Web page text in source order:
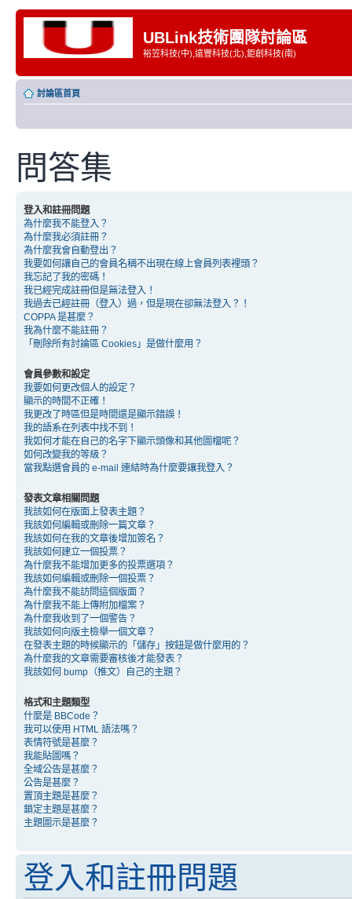
UBLink技術團隊討論區
裕笠科技(中),遠豐科技(北),鉅創科技(南)
討論區首頁
問答集
登入和註冊問題
為什麼我不能登入？
為什麼我必須註冊？
為什麼我會自動登出？
我要如何讓自己的會員名稱不出現在線上會員列表裡頭？
我忘記了我的密碼！
我已經完成註冊但是無法登入！
我過去已經註冊（登入）過，但是現在卻無法登入？！
COPPA 是甚麼？
我為什麼不能註冊？
「刪除所有討論區 Cookies」是做什麼用？
會員參數和設定
我要如何更改個人的設定？
顯示的時間不正確！
我更改了時區但是時間還是顯示錯誤！
我的語系在列表中找不到！
我如何才能在自己的名字下顯示頭像和其他圖檔呢？
如何改變我的等級？
當我點選會員的 e-mail 連結時為什麼要讓我登入？
發表文章相關問題
我該如何在版面上發表主題？
我該如何編輯或刪除一篇文章？
我該如何在我的文章後增加簽名？
我該如何建立一個投票？
為什麼我不能增加更多的投票選項？
我該如何編輯或刪除一個投票？
為什麼我不能訪問這個版面？
為什麼我不能上傳附加檔案？
為什麼我收到了一個警告？
我該如何向版主檢舉一個文章？
在發表主題的時候顯示的「儲存」按鈕是做什麼用的？
為什麼我的文章需要審核後才能發表？
我該如何 bump（推文）自己的主題？
格式和主題類型
什麼是 BBCode？
我可以使用 HTML 語法嗎？
表情符號是甚麼？
我能貼圖嗎？
全域公告是甚麼？
公告是甚麼？
置頂主題是甚麼？
鎖定主題是甚麼？
主題圖示是甚麼？
登入和註冊問題